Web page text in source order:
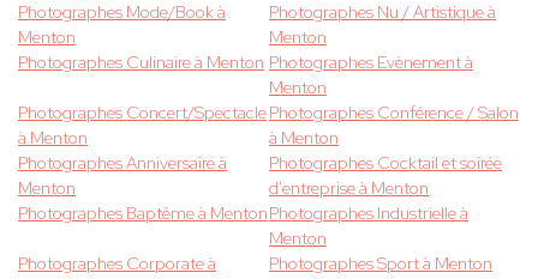
Photographes Mode/Book à
Menton
Photographes Nu / Artistique à
Menton
Photographes Culinaire à Menton Photographes Evènement à
Menton
Photographes Concert/Spectacle
à Menton
Photographes Conférence / Salon
à Menton
Photographes Anniversaire à
Menton
Photographes Cocktail et soirée
d'entreprise à Menton
Photographes Baptême à MentonPhotographes Industrielle à
Menton
Photographes Corporate à
Photographes Sport à Menton